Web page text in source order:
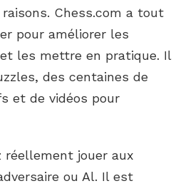
Chess.com a tout
pour améliorer les
les mettre en pratique. Il
des centaines de
et de vidéos pour
réellement jouer aux
ou Al. Il est